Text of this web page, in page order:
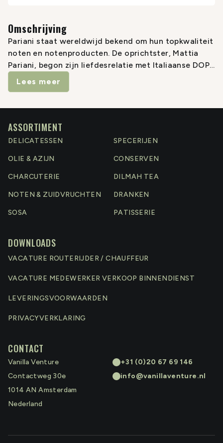
Omschrijving
Pariani staat wereldwijd bekend om hun topkwaliteit
noten en notenproducten. De oprichtster, Mattia
Pariani, begon zijn liefdesrelatie met Italiaanse DOP-
hazelnoten tijdens zijn studie aan de Universiteit van
Turijn, waar zijn proefschrift over hazelnootolie de
Mattia met het kopen van de beste hazelnoten, het
extraheren en bottelen van zijn eigen oliën uit de
reputatie als de ultieme ambachtelijke producent
van Italiaanse noten. Mattia's passie is duidelijk
Lees meer
ASSORTIMENT
DELICATESSEN SPECERIJEN
OLIE & AZIJN CONSERVEN
CHARCUTERIE DILMAH TEA
NOTEN & ZUIDVRUCHTEN DRANKEN
SOSA PATISSERIE
DOWNLOADS
VACATURE ROUTERIJDER / CHAUFFEUR
VACATURE MEDEWERKER VERKOOP BINNENDIENST
LEVERINGSVOORWAARDEN
PRIVACYVERKLARING
CONTACT
Vanilla Venture
Contactweg 30e
1014 AN Amsterdam
Nederland
+31 (0)20 67 69 146
info@vanillaventure.nl